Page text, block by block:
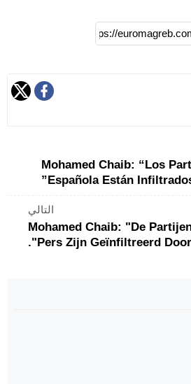
Mohamed Chaib: “Los
Española Están
التالي
Mohamed Chaib: "De
Pers Zijn Geïnfiltreerd Door